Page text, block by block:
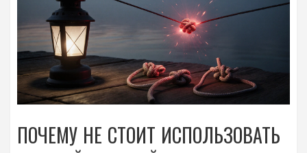
ПОЧЕМУ НЕ СТОИТ ИСПОЛЬЗОВАТЬ